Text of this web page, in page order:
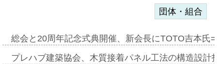
団体・組合
総会と20周年記念式典開催、新会長にTOTO吉本氏
プレハブ建築協会、木質接着パネル工法の構造設